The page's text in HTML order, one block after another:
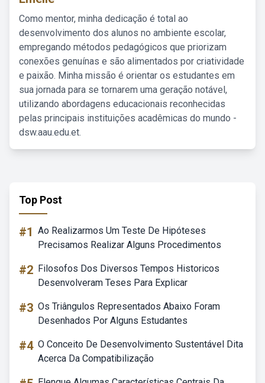
Como mentor, minha dedicação é total ao
desenvolvimento dos alunos no ambiente escolar,
empregando métodos pedagógicos que priorizam
conexões genuínas e são alimentados por criatividade
e paixão. Minha missão é orientar os estudantes em
sua jornada para se tornarem uma geração notável,
utilizando abordagens educacionais reconhecidas
pelas principais instituições acadêmicas do mundo -
dsw.aau.edu.et.
Top Post
#1 Ao Realizarmos Um Teste De Hipóteses
Precisamos Realizar Alguns Procedimentos
#2 Filosofos Dos Diversos Tempos Historicos
Desenvolveram Teses Para Explicar
#3 Os Triângulos Representados Abaixo Foram
Desenhados Por Alguns Estudantes
#4 O Conceito De Desenvolvimento Sustentável Dita
Acerca Da Compatibilização